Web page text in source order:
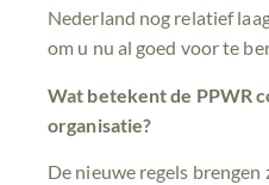
Nederland nog relatief
om u nu al goed voor te
Wat betekent de PPWR
organisatie?
De nieuwe regels brengen